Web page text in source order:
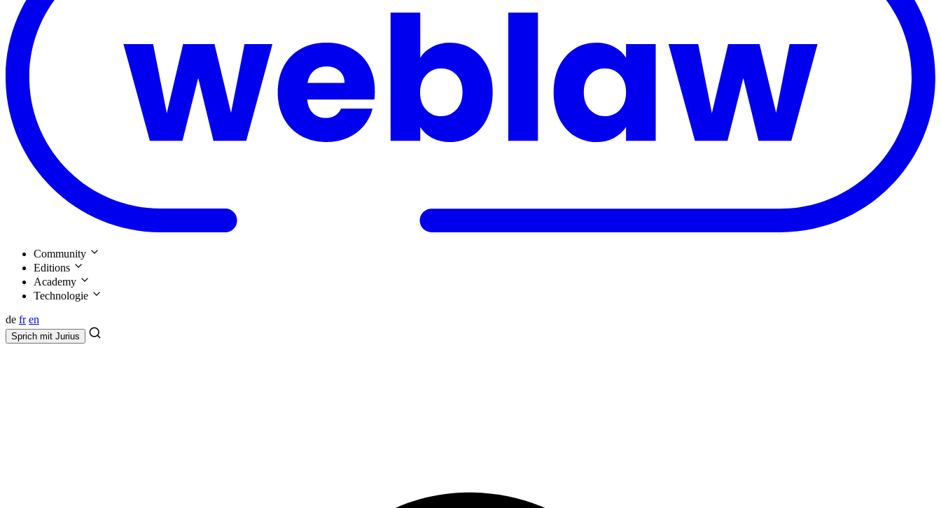
Community
Editions
Academy
Technologie
de fr en
Sprich mit Jurius